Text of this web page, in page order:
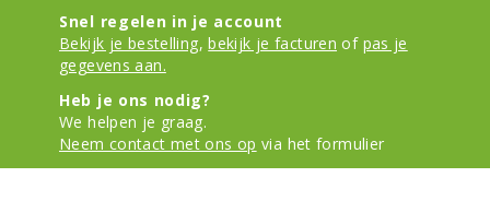
Snel regelen in je account
Bekijk je bestelling, bekijk je facturen of pas je
gegevens aan.
Heb je ons nodig?
We helpen je graag.
Neem contact met ons op via het formulier